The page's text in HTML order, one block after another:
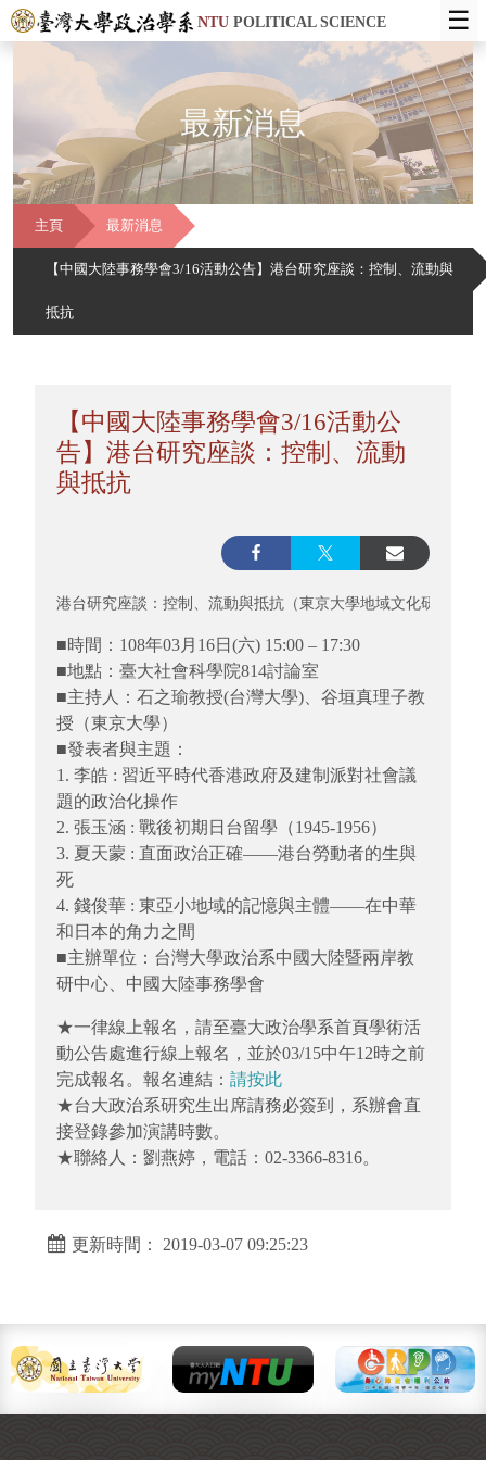
NTUPOLITICAL SCIENCE ☰
最新消息
主頁 最新消息
【中國大陸事務學會3/16活動公告】港台研究座談：控制、流動與
抵抗
【中國大陸事務學會3/16活動公
告】港台研究座談：控制、流動
與抵抗
港台研究座談：控制、流動與抵抗（東京大學地域文化研究科
■時間：108年03月16日(六) 15:00 – 17:30
■地點：臺大社會科學院814討論室
■主持人：石之瑜教授(台灣大學)、谷垣真理子教
授（東京大學）
■發表者與主題：
1. 李皓 : 習近平時代香港政府及建制派對社會議
題的政治化操作
2. 張玉涵 : 戰後初期日台留學（1945-1956）
3. 夏天蒙 : 直面政治正確――港台勞動者的生與
死
4. 錢俊華 : 東亞小地域的記憶與主體——在中華
和日本的角力之間
■主辦單位：台灣大學政治系中國大陸暨兩岸教
研中心、中國大陸事務學會
★一律線上報名，請至臺大政治學系首頁學術活
動公告處進行線上報名，並於03/15中午12時之前
完成報名。報名連結： 請按此
★台大政治系研究生出席請務必簽到，系辦會直
接登錄參加演講時數。
★聯絡人：劉燕婷，電話：02-3366-8316。
更新時間： 2019-03-07 09:25:23